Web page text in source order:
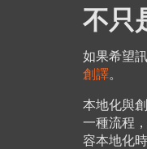
不只
如果希望
創譯。
本地化與
一種流程
容本地化